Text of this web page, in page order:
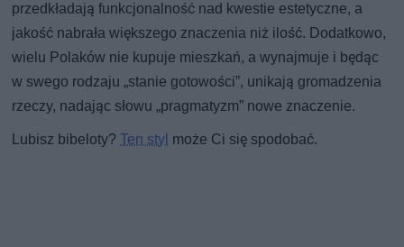
przedkładają funkcjonalność nad kwestie estetyczne, a
jakość nabrała większego znaczenia niż ilość. Dodatkowo,
wielu Polaków nie kupuje mieszkań, a wynajmuje i będąc
w swego rodzaju „stanie gotowości”, unikają gromadzenia
rzeczy, nadając słowu „pragmatyzm” nowe znaczenie.
Lubisz bibeloty?Ten styl może Ci się spodobać.